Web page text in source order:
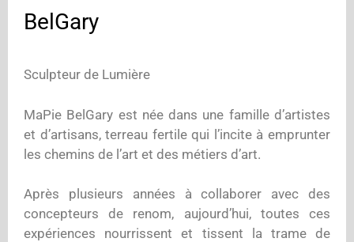
BelGary
Sculpteur de Lumière
MaPie BelGary est née dans une famille d’artistes
et d’artisans, terreau fertile qui l’incite à emprunter
les chemins de l’art et des métiers d’art.
Après plusieurs années à collaborer avec des
concepteurs de renom, aujourd’hui, toutes ces
expériences nourrissent et tissent la trame de